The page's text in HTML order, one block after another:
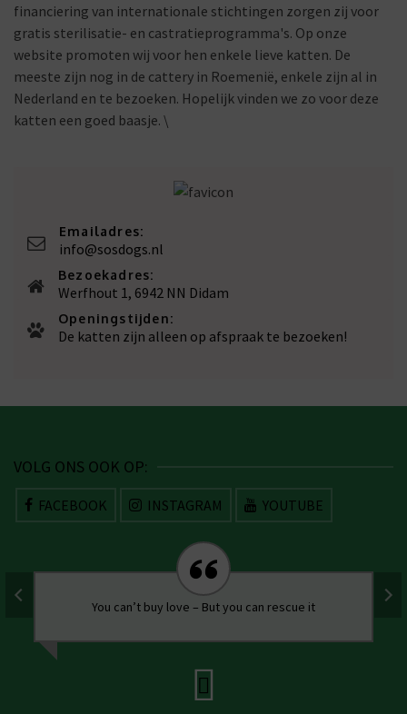
financiering van internationale stichtingen zorgen zij voor
gratis sterilisatie- en castratieprogramma's. Op onze
website promoten wij voor hen enkele lieve katten. De
meeste zijn nog in de cattery in Roemenië, enkele zijn al in
Nederland en te bezoeken. Hopelijk vinden we zo voor deze
katten een goed baasje. \
Emailadres:
info@sosdogs.nl
Bezoekadres:
Werfhout 1, 6942 NN Didam
Openingstijden:
De katten zijn alleen op afspraak te bezoeken!
VOLG ONS OOK OP:
FACEBOOK INSTAGRAM YOUTUBE
You can’t buy love – But you can rescue it